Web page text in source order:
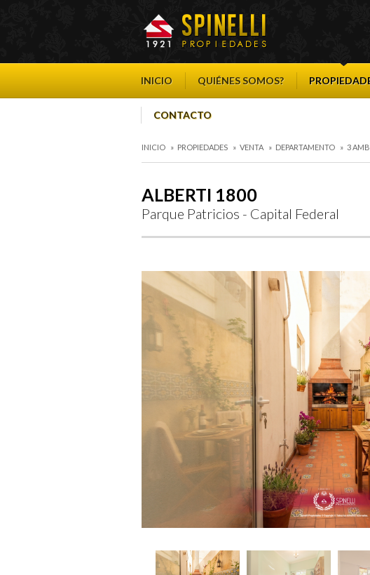
INICIO QUIÉNES SOMOS?
CONTACTO
INICIO » PROPIEDADES » VENTA » DEPARTAMENTO » 3
ALBERTI 1800
Parque Patricios - Capital Federal